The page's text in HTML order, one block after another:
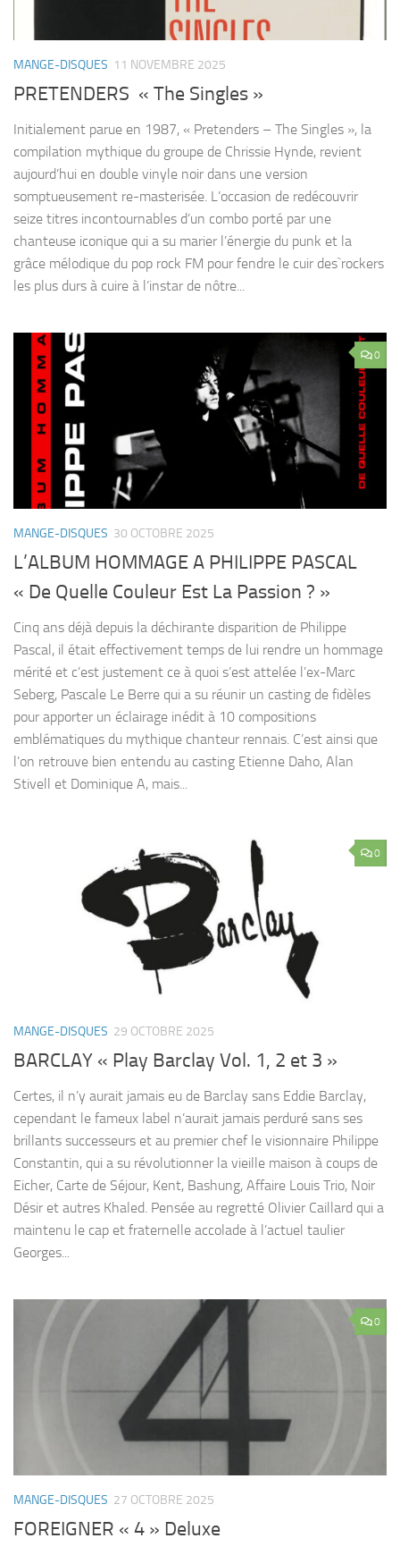
MANGE-DISQUES 11 NOVEMBRE 2025
PRETENDERS « The Singles »
Initialement parue en 1987, « Pretenders – The Singles », la
compilation mythique du groupe de Chrissie Hynde, revient
aujourd’hui en double vinyle noir dans une version
somptueusement re-masterisée. L’occasion de redécouvrir
seize titres incontournables d’un combo porté par une
chanteuse iconique qui a su marier l’énergie du punk et la
grâce mélodique du pop rock FM pour fendre le cuir des`rockers
les plus durs à cuire à l‘instar de nôtre...
0
MANGE-DISQUES 30 OCTOBRE 2025
L’ALBUM HOMMAGE A PHILIPPE PASCAL
« De Quelle Couleur Est La Passion ? »
Cinq ans déjà depuis la déchirante disparition de Philippe
Pascal, il était effectivement temps de lui rendre un hommage
mérité et c’est justement ce à quoi s’est attelée l’ex-Marc
Seberg, Pascale Le Berre qui a su réunir un casting de fidèles
pour apporter un éclairage inédit à 10 compositions
emblématiques du mythique chanteur rennais. C’est ainsi que
l’on retrouve bien entendu au casting Etienne Daho, Alan
Stivell et Dominique A, mais...
0
MANGE-DISQUES 29 OCTOBRE 2025
BARCLAY « Play Barclay Vol. 1, 2 et 3 »
Certes, il n’y aurait jamais eu de Barclay sans Eddie Barclay,
cependant le fameux label n’aurait jamais perduré sans ses
brillants successeurs et au premier chef le visionnaire Philippe
Constantin, qui a su révolutionner la vieille maison à coups de
Eicher, Carte de Séjour, Kent, Bashung, Affaire Louis Trio, Noir
Désir et autres Khaled. Pensée au regretté Olivier Caillard qui a
maintenu le cap et fraternelle accolade à l’actuel taulier
Georges...
0
MANGE-DISQUES 27 OCTOBRE 2025
FOREIGNER « 4 » Deluxe